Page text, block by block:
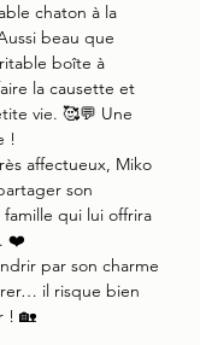
chaton à la
beau que
boîte à
la causette et
vie. 🥰💬 Une
!
affectueux, Miko
son
qui lui offrira
❤️
par son charme
il risque bien
! 🏡